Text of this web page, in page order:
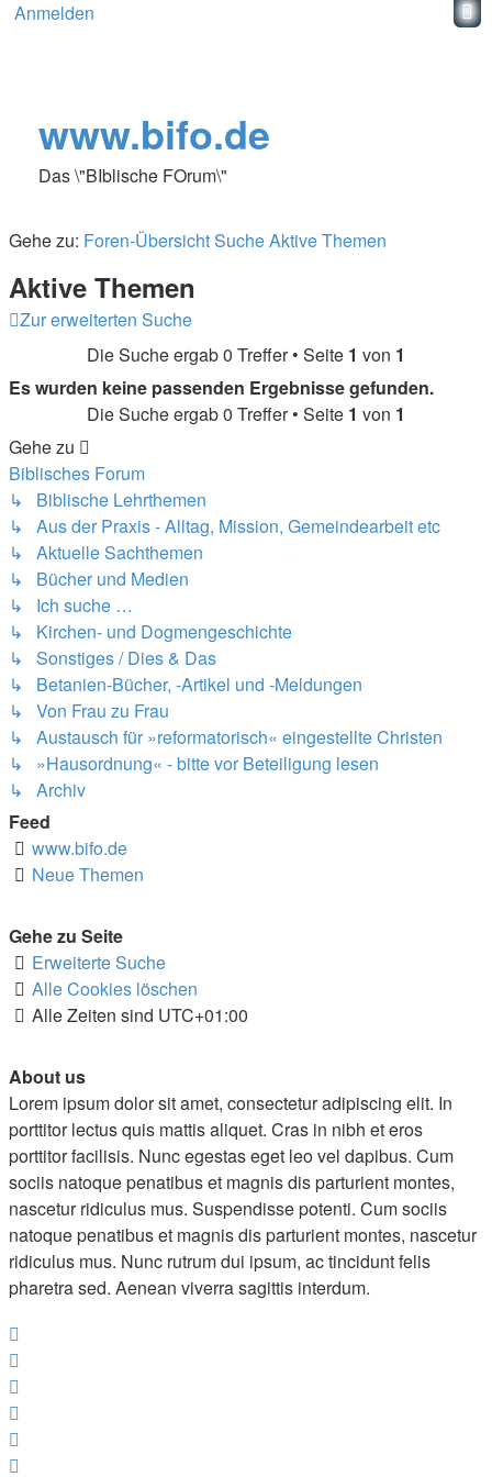
Anmelden
www.bifo.de
Das \"BIblische FOrum\"
Gehe zu: Foren-ÜbersichtSucheAktive Themen
Aktive Themen
Zur erweiterten Suche
Die Suche ergab 0 Treffer • Seite 1 von 1
Es wurden keine passenden Ergebnisse gefunden.
Die Suche ergab 0 Treffer • Seite 1 von 1
Gehe zu
Biblisches Forum
↳ Biblische Lehrthemen
↳ Aus der Praxis - Alltag, Mission, Gemeindearbeit etc
↳ Aktuelle Sachthemen
↳ Bücher und Medien
↳ Ich suche …
↳ Kirchen- und Dogmengeschichte
↳ Sonstiges / Dies & Das
↳ Betanien-Bücher, -Artikel und -Meldungen
↳ Von Frau zu Frau
↳ Austausch für »reformatorisch« eingestellte Christen
↳ »Hausordnung« - bitte vor Beteiligung lesen
↳ Archiv
Feed
www.bifo.de
Neue Themen
Gehe zu Seite
Erweiterte Suche
Alle Cookies löschen
Alle Zeiten sind UTC+01:00
About us
Lorem ipsum dolor sit amet, consectetur adipiscing elit. In
porttitor lectus quis mattis aliquet. Cras in nibh et eros
porttitor facilisis. Nunc egestas eget leo vel dapibus. Cum
sociis natoque penatibus et magnis dis parturient montes,
nascetur ridiculus mus. Suspendisse potenti. Cum sociis
natoque penatibus et magnis dis parturient montes, nascetur
ridiculus mus. Nunc rutrum dui ipsum, ac tincidunt felis
pharetra sed. Aenean viverra sagittis interdum.